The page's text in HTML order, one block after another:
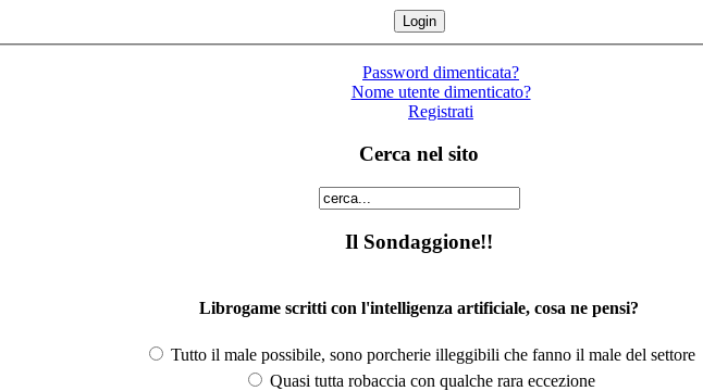
Password dimenticata?
Nome utente dimenticato?
Registrati
Cerca nel sito
Il Sondaggione!!
Librogame scritti con l'intelligenza artificiale, cosa ne pensi?
Tutto il male possibile, sono porcherie illeggibili che fanno il male del settore
Quasi tutta robaccia con qualche rara eccezione